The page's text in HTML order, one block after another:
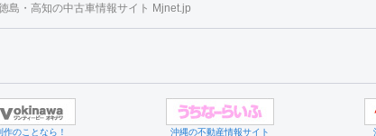
島・高知の中古車情報サイト Mjnet.jp
作のことなら！ 沖縄の不動産情報サイト